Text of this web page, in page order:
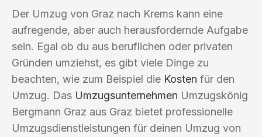
Der Umzug von Graz nach Krems kann eine
aufregende, aber auch herausfordernde Aufgabe
sein. Egal ob du aus beruflichen oder privaten
Gründen umziehst, es gibt viele Dinge zu
beachten, wie zum Beispiel die Kosten für den
Umzug. Das Umzugsunternehmen Umzugskönig
Bergmann Graz aus Graz bietet professionelle
Umzugsdienstleistungen für deinen Umzug von